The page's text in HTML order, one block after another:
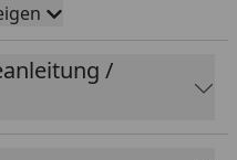
( Weich-,
/